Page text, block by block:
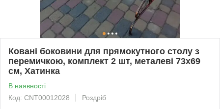
Ковані боковини для прямокутного столу з
перемичкою, комплект 2 шт, металеві 73х69
см, Хатинка
В наявності
Код: CNT00012028
Роздріб